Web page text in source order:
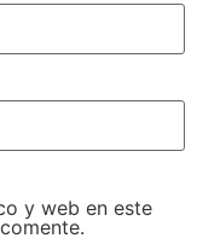
y web en este